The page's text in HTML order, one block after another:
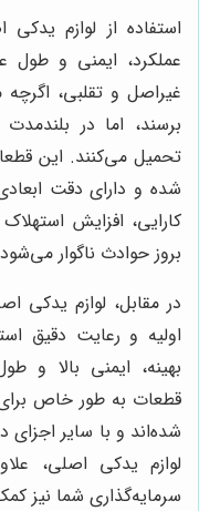
استفاده از لوازم
عملکرد، ایمنی و طول
غیراصل و تقلبی،
برسند، اما در
تحمیل می‌کنند. این
شده و دارای دقت
کارایی، افزایش
بروز حوادث ناگوار
در مقابل، لوازم یدکی
اولیه و رعایت دقیق
بهینه، ایمنی بالا و
قطعات به طور خاص
شده‌اند و با سایر اجزای
لوازم یدکی اصلی،
سرمایه‌گذاری شما نیز